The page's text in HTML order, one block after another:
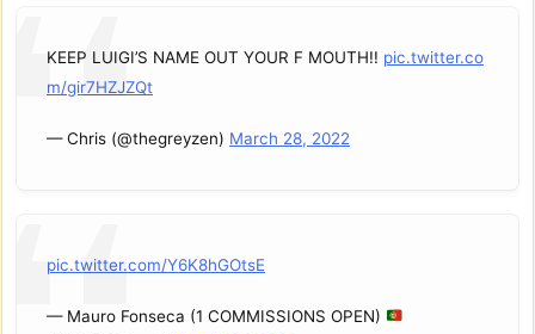
KEEP LUIGI’S NAME OUT YOUR F MOUTH!! pic.twitter.co
m/gir7HZJZQt
— Chris (@thegreyzen) March 28, 2022
pic.twitter.com/Y6K8hGOtsE
— Mauro Fonseca (1 COMMISSIONS OPEN)